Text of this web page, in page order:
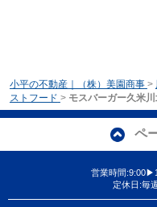
小平の不動産｜（株）美園商事 >
ストフード > モスバーガー久米
ペ
営業時間
定休日:毎